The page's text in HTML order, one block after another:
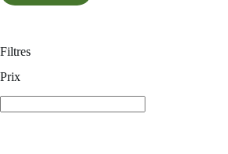
Filtres
Prix